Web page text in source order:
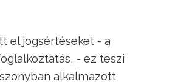
el jogsértéseket - a
- ez teszi
alkalmazott